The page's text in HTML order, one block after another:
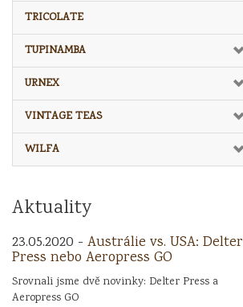
TRICOLATE
TUPINAMBA
URNEX
VINTAGE TEAS
WILFA
Aktuality
23.05.2020 - Austrálie vs. USA: Delter
Press nebo Aeropress GO
Srovnali jsme dvě novinky: Delter Press a
Aeropress GO